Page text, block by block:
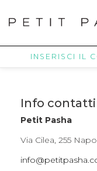
INSERISCI IL
Info contatti
Petit Pasha
Via Cilea, 255